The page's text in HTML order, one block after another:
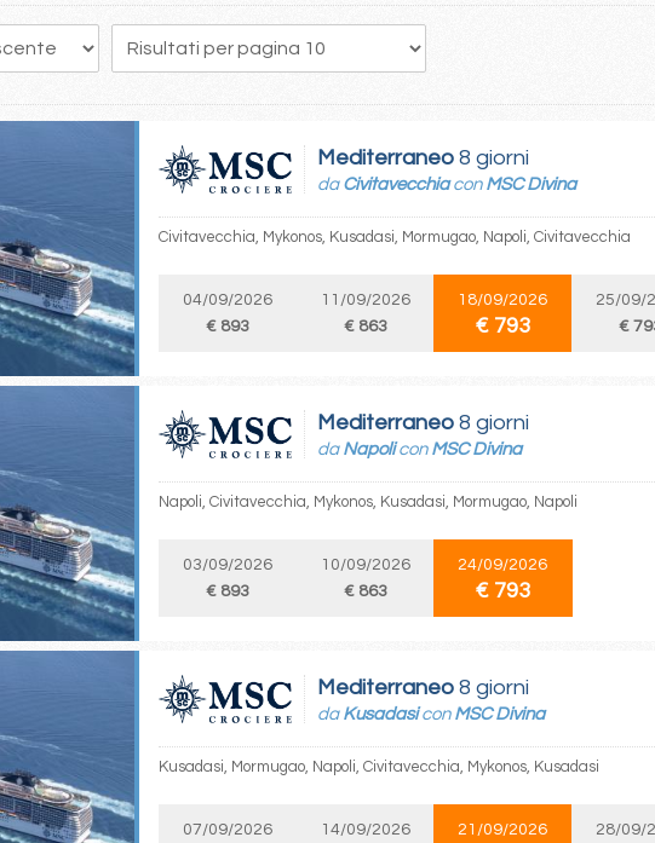
218 219 220 221 222 224
Mediterraneo 8 giorni
da Civitavecchiacon MSC Divina
Civitavecchia, Mykonos, Kusadasi, Mormugao, Napoli, Civitavecchia
04/09/2026
€ 893
11/09/2026
€ 863
18/09/2026
€ 793
25/09/
€
Mediterraneo 8 giorni
da Napolicon MSC Divina
Napoli, Civitavecchia, Mykonos, Kusadasi, Mormugao, Napoli
03/09/2026
€ 893
10/09/2026
€ 863
24/09/2026
€ 793
Mediterraneo 8 giorni
da Kusadasicon MSC Divina
Kusadasi, Mormugao, Napoli, Civitavecchia, Mykonos, Kusadasi
07/09/2026
14/09/2026
21/09/2026
28/09/